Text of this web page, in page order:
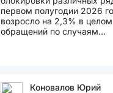
первом полугодии 2026
возросло на 2,3% в целом. При
обращений по случаям
Коновалов Юрий